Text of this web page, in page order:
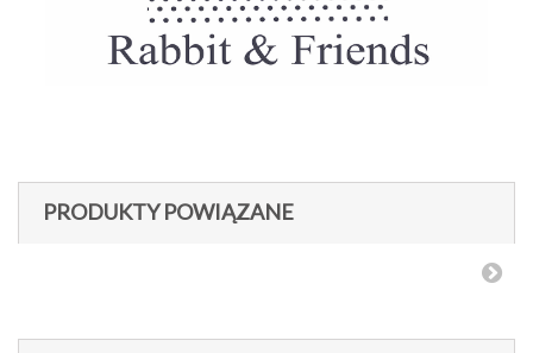
PRODUKTY POWIĄZANE